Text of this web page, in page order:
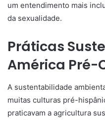
um entendimento mais
da sexualidade.
Práticas
América Pré-
A sustentabilidade
muitas culturas pré-
praticavam a agricultura